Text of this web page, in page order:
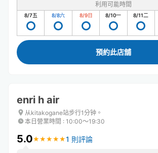
利用可能時間
8/7五 8/8六 8/9日 8/10一 8/11二
預約此店舖
enri h air
从kitakogane站步行1分钟。
本日營業時間 : 10:00〜19:30
5.0★ ★ ★ ★ ★
★ ★ ★ ★ ★1 則評論